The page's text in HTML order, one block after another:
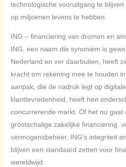
technologische vooruitgang te
op miljoenen levens te hebben.
ING – financiering van dromen en
ING, een naam die synoniem is
Nederland en ver daarbuiten, heeft
kracht om rekening mee te houden
aanpak, die de nadruk legt op
klanttevredenheid, heeft hen
concurrerende markt. Of het nu gaat
grootschalige zakelijke financiering,
vermogensbeheer, ING’s integriteit
blijven een standaard zetten voor
wereldwijd.